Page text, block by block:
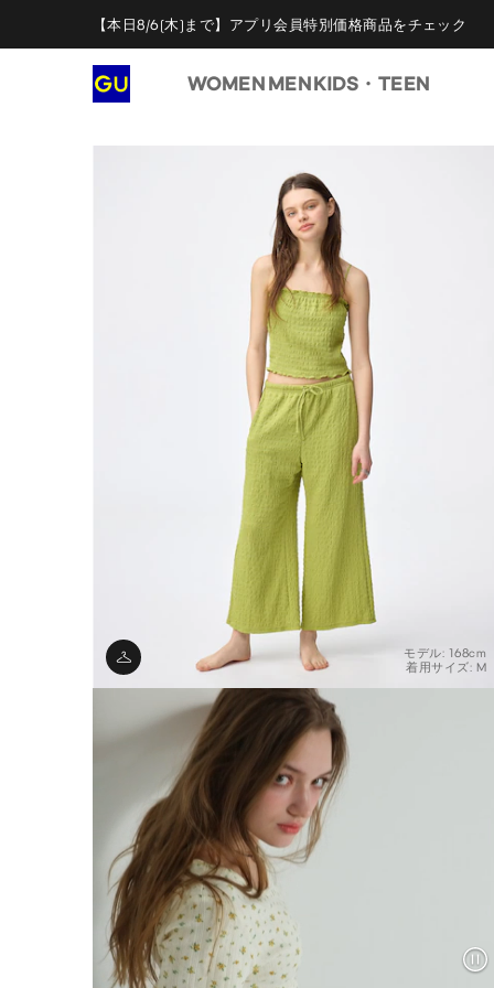
【本日8/6(木)まで】アプリ会員特別価格商品をチェック
WOMEN MENKIDS・TEEN
モデル: 168cm
着用サイズ: M